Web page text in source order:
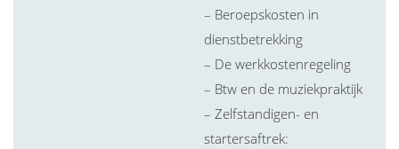
– Beroepskosten in
dienstbetrekking
– De werkkostenregeling
– Btw en de muziekpraktijk
– Zelfstandigen- en
startersaftrek: